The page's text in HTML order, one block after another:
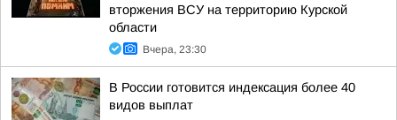
вторжения ВСУ на территорию Курской
области
Вчера, 23:30
В России готовится индексация более 40
видов выплат